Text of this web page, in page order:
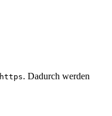
https. Dadurch werden